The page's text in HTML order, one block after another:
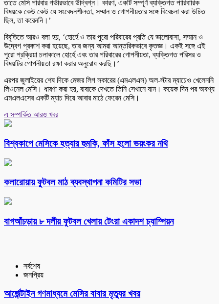
তাতে মেসি পরিবার গভীরভাবে উদ্বিগ্ন। কারণ, একটি সম্পূর্ণ ব্যক্তিগত পারিবারিক
বিষয়কে কেউ কেউ যে সংবেদনশীলতা, সম্মান ও গোপনীয়তার সঙ্গে বিবেচনা করা উচিত
ছিল, তা করেননি।’
বিবৃতিতে আরও বলা হয়, ‘হোর্হে ও তার পুরো পরিবারের প্রতি যে ভালোবাসা, সম্মান ও
উদ্বেগ প্রকাশ করা হয়েছে, তার জন্য আমরা আন্তরিকভাবে কৃতজ্ঞ। একই সঙ্গে এই
পুরো প্রক্রিয়া চলাকালে হোর্হে এবং তার পরিবারের গোপনীয়তা, ব্যক্তিগত পরিসর ও
বিষয়টির গোপনীয়তা রক্ষা করার অনুরোধ করছি।’
এরপর জুলাইয়ের শেষ দিকে মেজর লিগ সকারের (এমএলএস) অল-স্টার ম্যাচেও খেলেননি
লিওনেল মেসি। ধারণা করা হয়, বাবাকে দেখতে তিনি সেখানে যান। কয়েক দিন পর অবশ্য
এমএলএসের একটি ম্যাচ দিয়ে আবার মাঠে ফেরেন মেসি।
এ সম্পর্কিত আরও খবর
বিশ্বকাপে মেসিকে হত্যার হুমকি, ফাঁস হলো ভয়ংকর নথি
কলারোয়ায় ফুটবল মাঠ ব্যবস্থাপনা কমিটির সভা
বাগআঁচড়ায় ৮ দলীয় ফুটবল খেলায় টেংরা একাদশ চ্যাম্পিয়ন
সর্বশেষ
জনপ্রিয়
আর্জেন্টাইন গণমাধ্যমে মেসির বাবার মৃত্যুর খবর